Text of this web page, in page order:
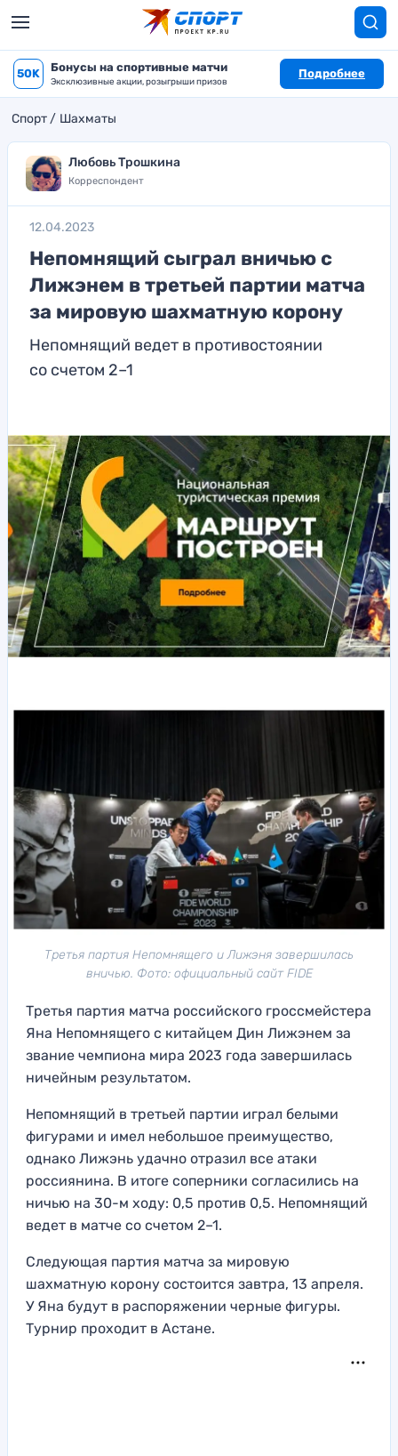
50K Бонусы на спортивные матчи
Эксклюзивные акции, розыгрыши призов
Подробнее
Спорт Шахматы
Любовь Трошкина
Корреспондент
12.04.2023
Непомнящий сыграл вничью с
Лижэнем в третьей партии матча
за мировую шахматную корону
Непомнящий ведет в противостоянии
со счетом 2–1
Третья партия Непомнящего и Лижэня завершилась
вничью. Фото: официальный сайт FIDE
Третья партия матча российского гроссмейстера
Яна Непомнящего с китайцем Дин Лижэнем за
звание чемпиона мира 2023 года завершилась
ничейным результатом.
Непомнящий в третьей партии играл белыми
фигурами и имел небольшое преимущество,
однако Лижэнь удачно отразил все атаки
россиянина. В итоге соперники согласились на
ничью на 30-м ходу: 0,5 против 0,5. Непомнящий
ведет в матче со счетом 2–1.
Следующая партия матча за мировую
шахматную корону состоится завтра, 13 апреля.
У Яна будут в распоряжении черные фигуры.
Турнир проходит в Астане.